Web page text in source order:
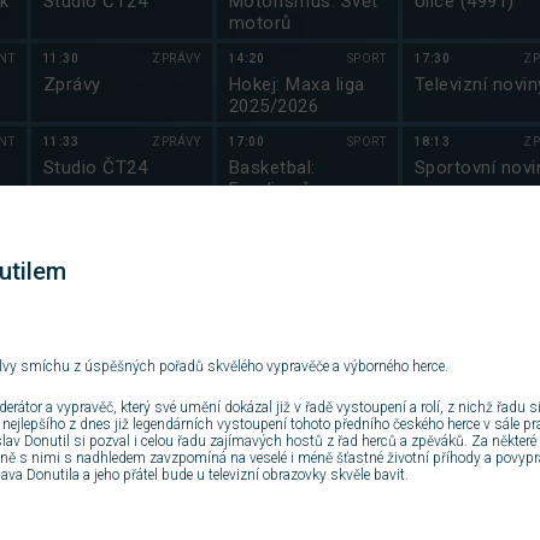
11:30 ZPRÁVY
Zprávy
11:33 ZPRÁVY
Studio ČT24
Zprávy
12:33 ZPRÁVY
motorů
14:20 SPORT
Hokej: Maxa liga
2025/2026
17:00 SPORT
Basketbal:
Euroliga žen
mistryň UEFA
2025/2026
Hokej: Maxa liga
2025/2026
21:25 SPORT
17:30
Televizní
18:13
Sportovní
Jáma lvová (8)
smíchu z úspěšných pořadů skvělého vypravěče a výborného herce.
a vypravěč, který své umění dokázal již v řadě vystoupení a rolí, z nichž řadu
z dnes již legendárních vystoupení tohoto předního českého herce v sále
Donutil si pozval i celou řadu zajímavých hostů z řad herců a zpěváků. Za
s nimi s nadhledem zavzpomíná na veselé i méně šťastné životní příhody a
Donutila a jeho přátel bude u televizní obrazovky skvěle bavit.